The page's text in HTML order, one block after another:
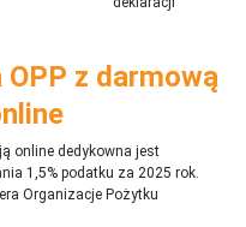
z darmową
online dedykowna jest
1,5% podatku za 2025 rok.
Organizacje Pożytku